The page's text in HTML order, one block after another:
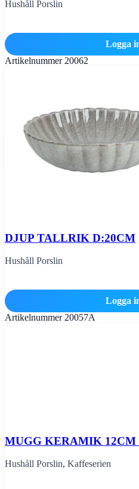
Hushåll Porslin
Logga
Artikelnummer 20062
DJUP TALLRIK D:20CM
Hushåll Porslin
Logga
Artikelnummer 20057A
MUGG KERAMIK 12CM
Hushåll Porslin, Kaffeserien